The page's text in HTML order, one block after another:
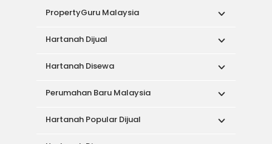
PropertyGuru Malaysia
Hartanah Dijual
Hartanah Disewa
Perumahan Baru Malaysia
Hartanah Popular Dijual